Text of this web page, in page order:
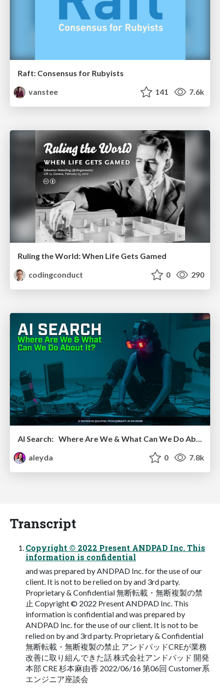
Raft: Consensus for Rubyists
vanstee
141 7.6k
Ruling the World: When Life Gets Gamed
codingconduct
0 290
AI Search: Where Are We & What Can We Do About It?
aleyda
0 7.8k
Transcript
Copyright © 2022 Present ANDPAD Inc. This
information is confidential
and was prepared by ANDPAD Inc. for the use of our
client. It is not to be relied on by and 3rd party.
Proprietary & Confidential 無断転載・無断複製の禁
止 Copyright © 2022 Present ANDPAD Inc. This
information is confidential and was prepared by
ANDPAD Inc. for the use of our client. It is not to be
relied on by and 3rd party. Proprietary & Confidential
無断転載・無断複製の禁止 アンドパッドCREが業務
改善に取り組んできた話 株式会社アンドパッド 開発
本部 CRE 杉本麻由香 2022/06/16 第06回 Customer系
エンジニア座談会